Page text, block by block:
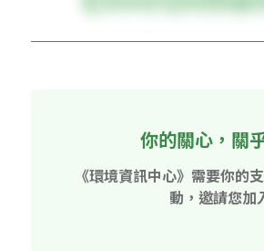
你的關心，關
《環境資訊中心》需要你的
動，邀請您加